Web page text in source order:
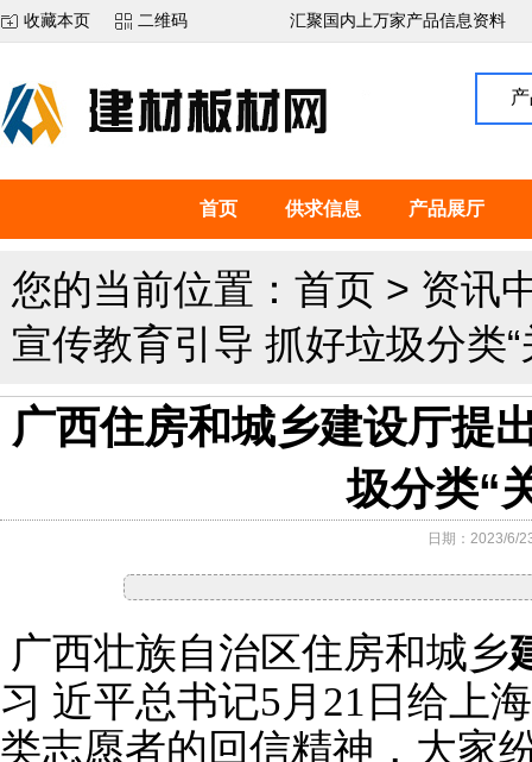
收藏本页 二维码 汇聚国内上万家产品信息资料
首页 供求信息 产品展厅
您的当前位置： 首页 > 资讯
宣传教育引导 抓好垃圾分类“
广西住房和城乡建设厅提
圾分类“
日期：2023/6/
广西壮族自治区住房和城乡
习 近平总书记5月21日给上
类志愿者的回信精神，大家